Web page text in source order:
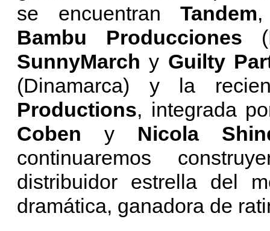
se encuentranTandem
Bambu Producciones
SunnyMarch y Guilty
(Dinamarca) y la
Productions, integrada
Coben y Nicola
continuaremos
distribuidor estrella del
dramática, ganadora de